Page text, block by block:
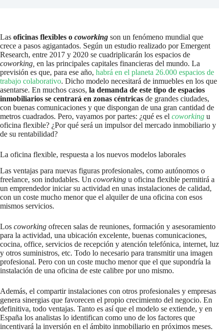
Las oficinas flexibles o coworking son un fenómeno mundial que
crece a pasos agigantados. Según un estudio realizado por Emergent
Research, entre 2017 y 2020 se cuadriplicarán los espacios de
coworking, en las principales capitales financieras del mundo. La
previsión es que, para ese año, habrá en el planeta 26.000 espacios de
trabajo colaborativo. Dicho modelo necesitará de inmuebles en los que
asentarse. En muchos casos, la demanda de este tipo de espacios
inmobiliarios se centrará en zonas céntricas de grandes ciudades,
con buenas comunicaciones y que dispongan de una gran cantidad de
metros cuadrados. Pero, vayamos por partes: ¿qué es el coworking u
oficina flexible? ¿Por qué será un impulsor del mercado inmobiliario y
de su rentabilidad?
La oficina flexible, respuesta a los nuevos modelos laborales
Las ventajas para nuevas figuras profesionales, como autónomos o
freelance, son indudables. Un coworking u oficina flexible permitirá a
un emprendedor iniciar su actividad en unas instalaciones de calidad,
con un coste mucho menor que el alquiler de una oficina con esos
mismos servicios.
Los coworking ofrecen salas de reuniones, formación y asesoramiento
para la actividad, una ubicación excelente, buenas comunicaciones,
cocina, office, servicios de recepción y atención telefónica, internet, luz
y otros suministros, etc. Todo lo necesario para transmitir una imagen
profesional. Pero con un coste mucho menor que el que supondría la
instalación de una oficina de este calibre por uno mismo.
Además, el compartir instalaciones con otros profesionales y empresas
genera sinergias que favorecen el propio crecimiento del negocio. En
definitiva, todo ventajas. Tanto es así que el modelo se extiende, y en
España los analistas lo identifican como uno de los factores que
incentivará la inversión en el ámbito inmobiliario en próximos meses.